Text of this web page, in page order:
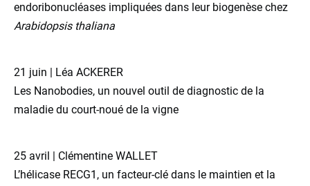
endoribonucléases impliquées dans leur biogenèse chez
Arabidopsis thaliana
21 juin | Léa ACKERER
Les Nanobodies, un nouvel outil de diagnostic de la
maladie du court-noué de la vigne
25 avril | Clémentine WALLET
L’hélicase RECG1, un facteur-clé dans le maintien et la